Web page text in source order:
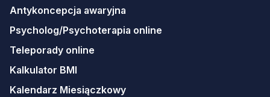
Antykoncepcja awaryjna
Psycholog/Psychoterapia online
Teleporady online
Kalkulator BMI
Kalendarz Miesiączkowy